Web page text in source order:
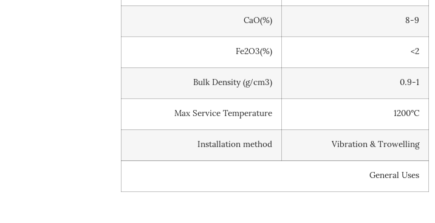
CaO(%) 8-9
Fe2O3(%) <2
Bulk Density (g/cm3) 0.9-1
Max Service Temperature 1200°C
Installation method Vibration & Trowelling
General Uses